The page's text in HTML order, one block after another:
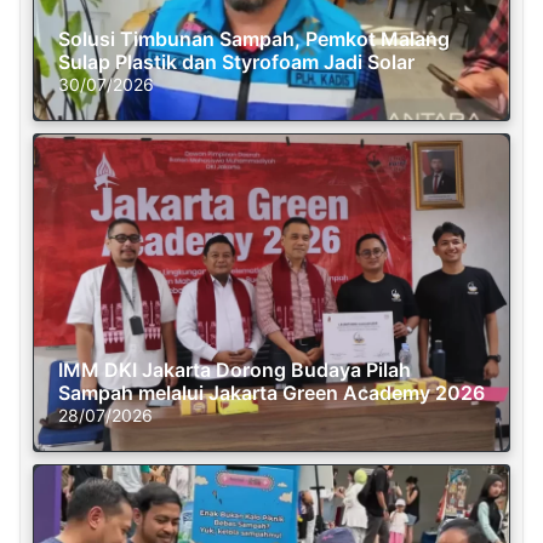
Solusi Timbunan Sampah, Pemkot Malang
Sulap Plastik dan Styrofoam Jadi Solar
30/07/2026
IMM DKI Jakarta Dorong Budaya Pilah
Sampah melalui Jakarta Green Academy 2026
28/07/2026